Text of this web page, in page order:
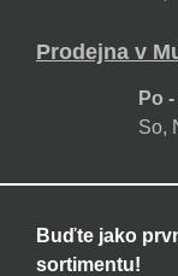
Prodejna v
Po
So,
Buďte jako
sortimentu!